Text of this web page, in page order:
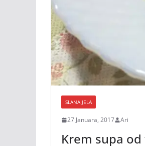
SLANA JELA
27 Januara, 2017 Ari
Krem supa od